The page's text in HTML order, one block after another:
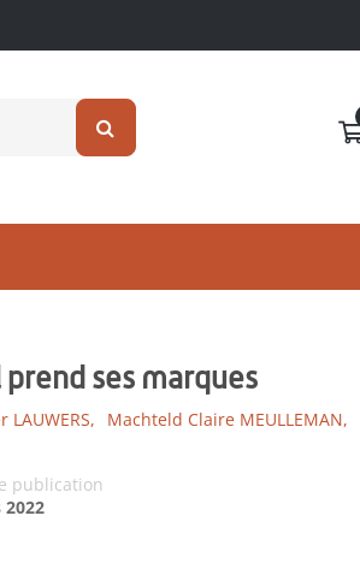
ses marques
LAUWERS, Machteld Claire MEULLEMAN,
publication
2022